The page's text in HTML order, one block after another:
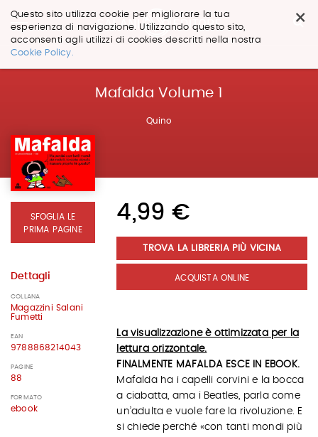
×
Questo sito utilizza cookie per migliorare la tua
esperienza di navigazione. Utilizzando questo sito,
acconsenti agli utilizzi di cookies descritti nella nostra
Cookie Policy.
Salta
Mafalda Volume 1
Quino
SFOGLIA LE
PRIMA PAGINE
Dettagli
COLLANA
Magazzini Salani
Fumetti
EAN
9788868214043
PAGINE
88
FORMATO
ebook
4,99 €
TROVA LA LIBRERIA PIÙ VICINA
ACQUISTA ONLINE
La visualizzazione è ottimizzata per la
lettura orizzontale.
FINALMENTE MAFALDA ESCE IN EBOOK.
Mafalda ha i capelli corvini e la bocca
a ciabatta, ama i Beatles, parla come
un’adulta e vuole fare la rivoluzione. E
si chiede perché «con tanti mondi più